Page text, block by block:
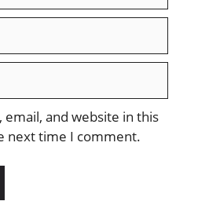
email, and website in this
next time I comment.